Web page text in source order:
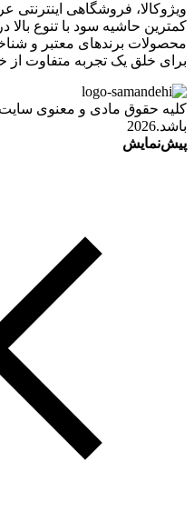
ویژوکالا، فروشگاهی
کمترین حاشیه سود با تنوع
محصولات برندهای معتبر و
برای خلق یک تجربه متفاوت از
کلیه حقوق مادی و معنوی
باشد.2026
پیش‌نمایش